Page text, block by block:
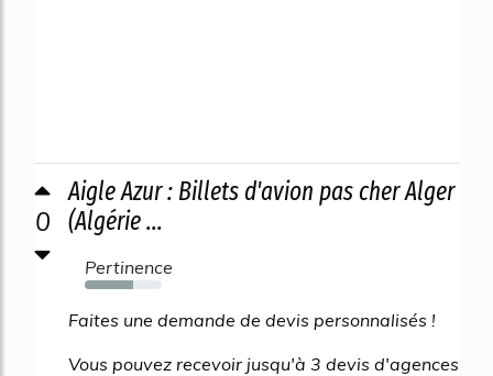
0
Aigle Azur : Billets d'avion pas cher Alger
(Algérie ...
Pertinence
63%
Faites une demande de devis personnalisés !
Vous pouvez recevoir jusqu'à 3 devis d'agences